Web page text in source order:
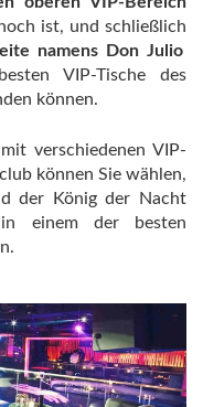
ist, und schließlich
namens Don Julio
VIP-Tische des
können.
verschiedenen VIP-
können Sie wählen,
der König der Nacht
einem der besten